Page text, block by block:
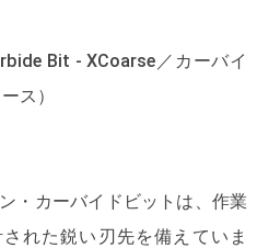
Bit - XCoarse／カーバイ
ス）
・カーバイドビットは、作業
れた鋭い刃先を備えていま